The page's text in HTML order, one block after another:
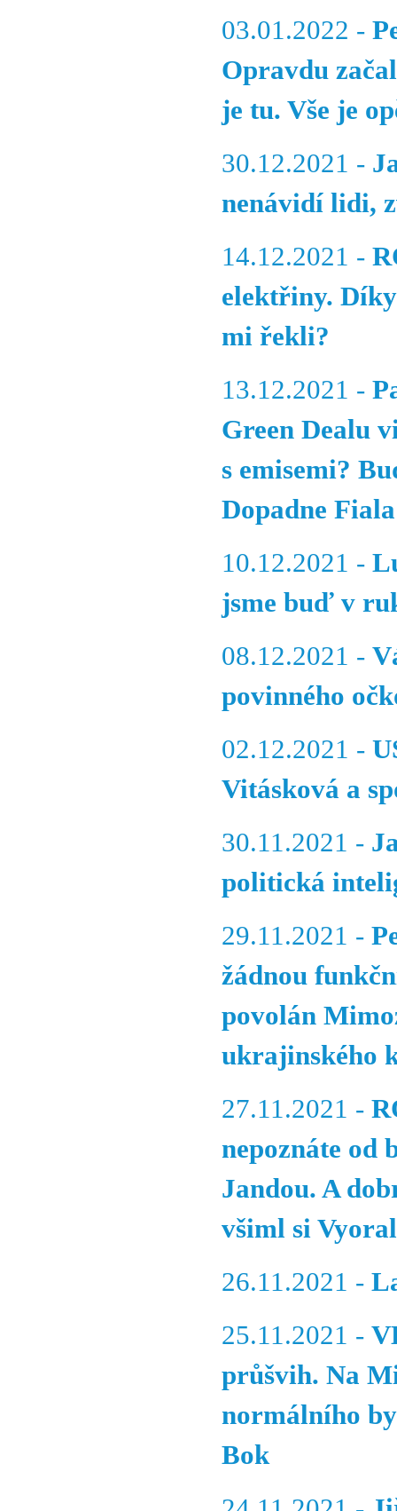
03.01.2022 -
Opravdu
je tu. Vše je
30.12.2021 -
nenávidí lidi,
14.12.2021 -
elektřiny.
mi řekli?
13.12.2021 -
Green Dealu
s emisemi?
Dopadne
10.12.2021 -
jsme buď v
08.12.2021 -
povinného
02.12.2021 -
Vitásková a
30.11.2021 -
politická
29.11.2021 -
žádnou
povolán
ukrajinského
27.11.2021 -
nepoznáte od
Jandou. A
všiml si Vyoral
26.11.2021 -
25.11.2021 -
průšvih. Na
normálního
Bok